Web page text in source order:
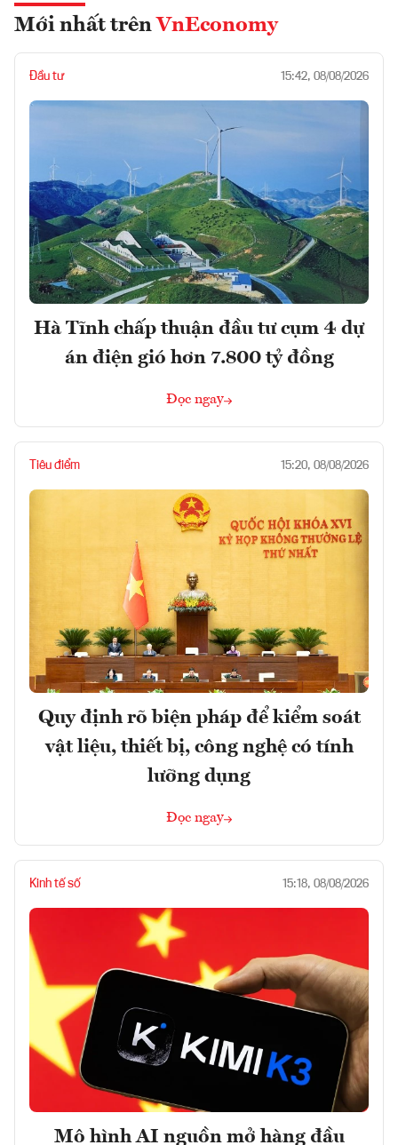
Mới nhất trên VnEconomy
Đầu tư 15:42, 08/08/2026
Hà Tĩnh chấp thuận đầu tư cụm 4 dự
án điện gió hơn 7.800 tỷ đồng
Đọc ngay
Tiêu điểm 15:20, 08/08/2026
Quy định rõ biện pháp để kiểm soát
vật liệu, thiết bị, công nghệ có tính
lưỡng dụng
Đọc ngay
Kinh tế số 15:18, 08/08/2026
Mô hình AI nguồn mở hàng đầu